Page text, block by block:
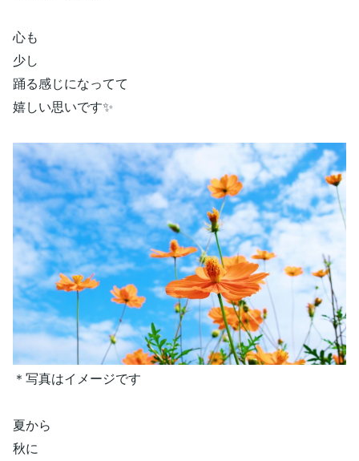
心も
少し
踊る感じになってて
嬉しい思いです✨
＊写真はイメージです
夏から
秋に